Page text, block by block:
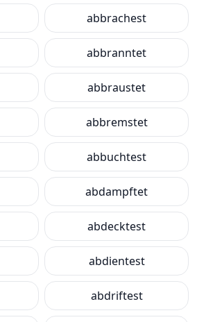
abbrachest
abbranntet
abbraustet
abbremstet
abbuchtest
abdampftet
abdecktest
abdientest
abdriftest